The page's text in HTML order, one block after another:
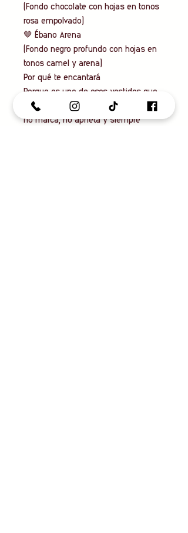
(Fondo chocolate con hojas en tonos
rosa empolvado)
🤎 Ébano Arena
(Fondo negro profundo con hojas en
tonos camel y arena)
Por qué te encantará
Porque es uno de esos vestidos que
te solucionan el verano. Te lo pones,
no marca, no aprieta y siempre